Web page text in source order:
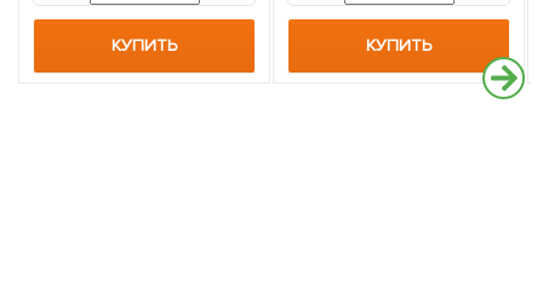
КУПИТЬ КУПИТЬ